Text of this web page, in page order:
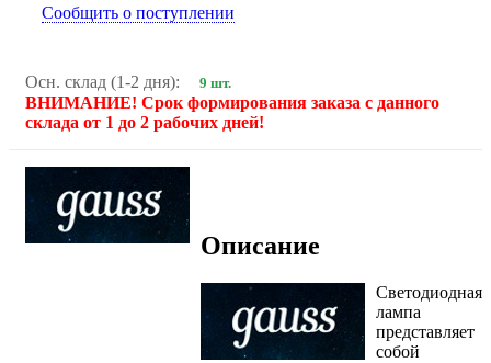
Сообщить о поступлении
Осн. склад (1-2 дня): 9 шт.
ВНИМАНИЕ! Срок формирования заказа с данного
склада от 1 до 2 рабочих дней!
Описание
Светодиодная
лампа
представляет
собой